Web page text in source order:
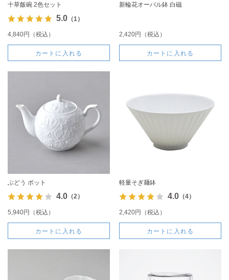
十草飯碗 2色セット
5.0（1）
4,840円（税込）
カートに入れる
新輪花オーバル鉢 白磁
2,420円（税込）
カートに入れる
ぶどう ポット
4.0（2）
5,940円（税込）
カートに入れる
軽量そぎ麺鉢
4.0（4）
2,420円（税込）
カートに入れる